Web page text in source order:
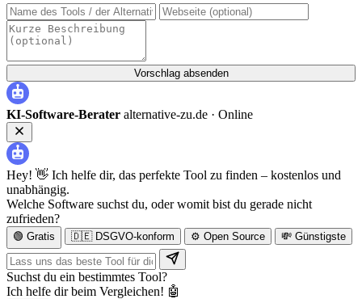
Vorschlag absenden
KI-Software-Berater alternative-zu.de · Online
Hey! 👋 Ich helfe dir, das perfekte Tool zu finden – kostenlos und
unabhängig.
Welche Software suchst du, oder womit bist du gerade nicht
zufrieden?
🟢 Gratis 🇩🇪 DSGVO-konform ⚙️ Open Source 💸 Günstigste
Suchst du ein bestimmtes Tool?
Ich helfe dir beim Vergleichen! 🤖